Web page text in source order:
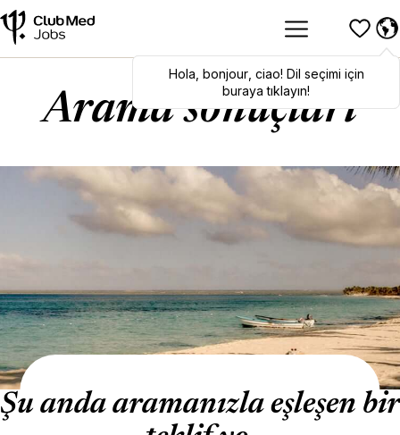
Hola,bonjour,ciao! To switch
languages, click here!
Hola bonjour, ciao! Dil seçimi için
buraya tıklayın!
Arama sonuçları
Şu anda aramanızla eşleşen bir